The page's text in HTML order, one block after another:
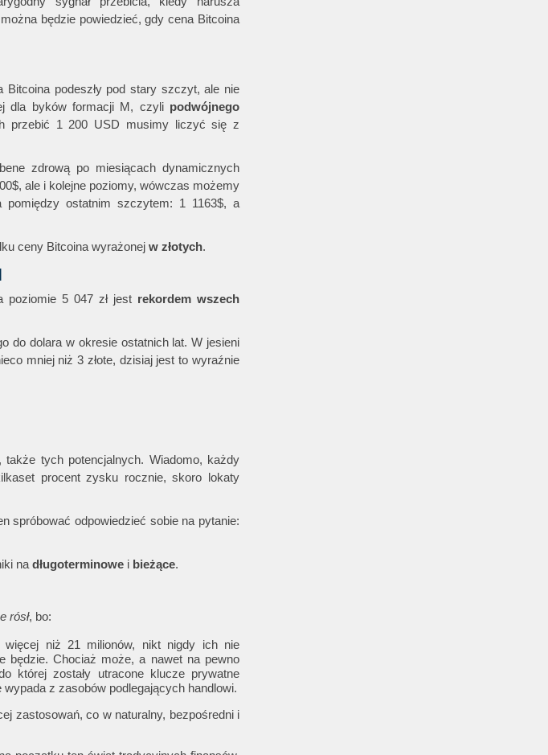
będzie powiedzieć, gdy cena Bitcoina
podeszły pod stary szczyt, ale nie
dla byków formacji M, czyli podwójnego
przebić 1 200 USD musimy liczyć się z
zdrową po miesiącach dynamicznych
ale i kolejne poziomy, wówczas możemy
pomiędzy ostatnim szczytem: 1 1163$, a
ceny Bitcoina wyrażonej w złotych.
poziomie 5 047 zł jestrekordem wszech
do dolara w okresie ostatnich lat. W jesieni
mniej niż 3 złote, dzisiaj jest to wyraźnie
także tych potencjalnych. Wiadomo, każdy
procent zysku rocznie, skoro lokaty
spróbować odpowiedzieć sobie na pytanie:
na długoterminowe i bieżące.
rósł, bo:
niż 21 milionów, nikt nigdy ich nie
będzie. Chociaż może, a nawet na pewno
której zostały utracone klucze prywatne
z zasobów podlegających handlowi.
zastosowań, co w naturalny, bezpośredni i